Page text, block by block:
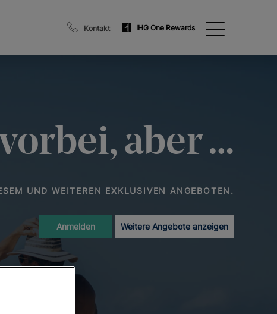
Kontakt IHG One Rewards
aber …
UND WEITEREN EXKLUSIVEN ANGEBOTEN.
Anmelden Weitere Angebote anzeigen